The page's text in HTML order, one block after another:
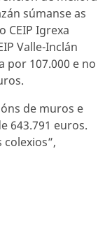
súmanse as
CEIP Igrexa
Valle-Inclán
por 107.000 e no
de muros e
643.791 euros.